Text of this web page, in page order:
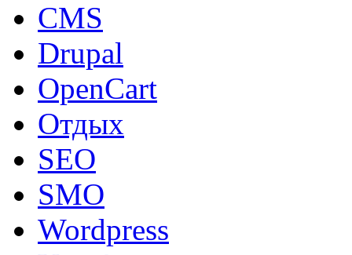
CMS
Drupal
OpenCart
Oтдых
SEO
SMO
Wordpress